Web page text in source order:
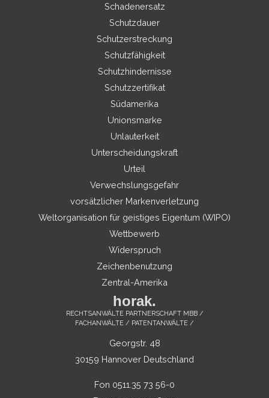
Schadenersatz
Schutzdauer
Schutzerstreckung
Schutzfähigkeit
Schutzhindernisse
Schutzzertifikat
Südamerika
Unionsmarke
Unlauterkeit
Unterscheidungskraft
Urteil
Verwechslungsgefahr
vorsätzlicher Markenverletzung
Weltorganisation für geistiges Eigentum (WIPO)
Wettbewerb
Widerspruch
Zeichenbenutzung
Zentral-Amerika
horak.
RECHTSANWÄLTE PARTNERSCHAFT MBB /
FACHANWÄLTE / PATENTANWÄLTE /
Georgstr. 48
30159 Hannover Deutschland
Fon 0511.35 73 56-0